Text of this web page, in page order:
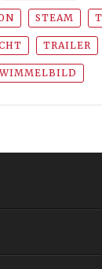
STEAM
TRAILER
WIMMELBILD